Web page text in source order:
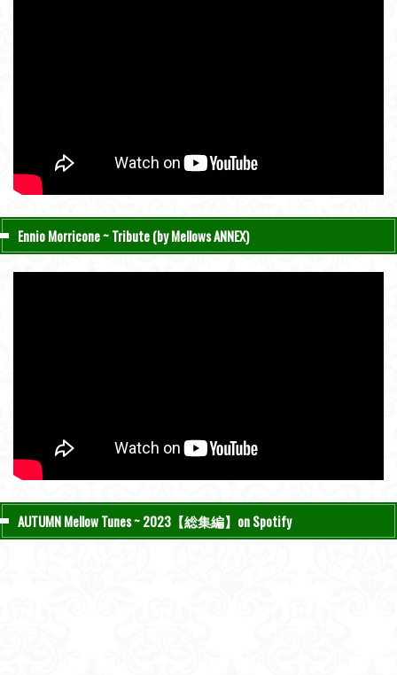
Ennio Morricone ~ Tribute (by Mellows ANNEX)
AUTUMN Mellow Tunes ~ 2023【総集編】on Spotify